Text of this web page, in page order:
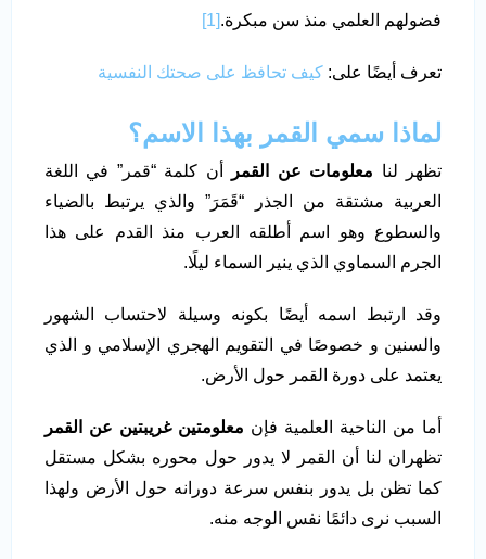
فضولهم العلمي منذ سن مبكرة.[1]
تعرف أيضًا على: كيف تحافظ على صحتك النفسية
لماذا سمي القمر بهذا الاسم؟
تظهر لنا معلومات عن القمر
أن كلمة “قمر” في اللغة
العربية مشتقة من الجذر “قَمَرَ” والذي يرتبط بالضياء
والسطوع وهو اسم أطلقه العرب منذ القدم على هذا
الجرم السماوي الذي ينير السماء ليلًا.
وقد ارتبط اسمه أيضًا بكونه وسيلة لاحتساب الشهور
والسنين و خصوصًا في التقويم الهجري الإسلامي و الذي
يعتمد على دورة القمر حول الأرض.
أما من الناحية العلمية فإن معلومتين غريبتين عن القمر
تظهران لنا أن القمر لا يدور حول محوره بشكل مستقل
كما تظن بل يدور بنفس سرعة دورانه حول الأرض ولهذا
السبب نرى دائمًا نفس الوجه منه.